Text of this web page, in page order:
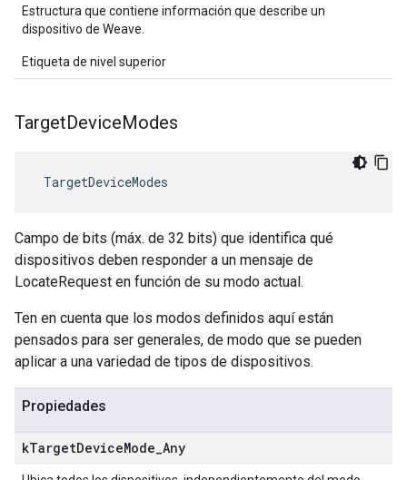
Estructura que contiene información que describe un
dispositivo de Weave.
Etiqueta de nivel superior
TargetDeviceModes
TargetDeviceModes
Campo de bits (máx. de 32 bits) que identifica qué
dispositivos deben responder a un mensaje de
LocateRequest en función de su modo actual.
Ten en cuenta que los modos definidos aquí están
pensados para ser generales, de modo que se pueden
aplicar a una variedad de tipos de dispositivos.
Propiedades
kTargetDeviceMode Any